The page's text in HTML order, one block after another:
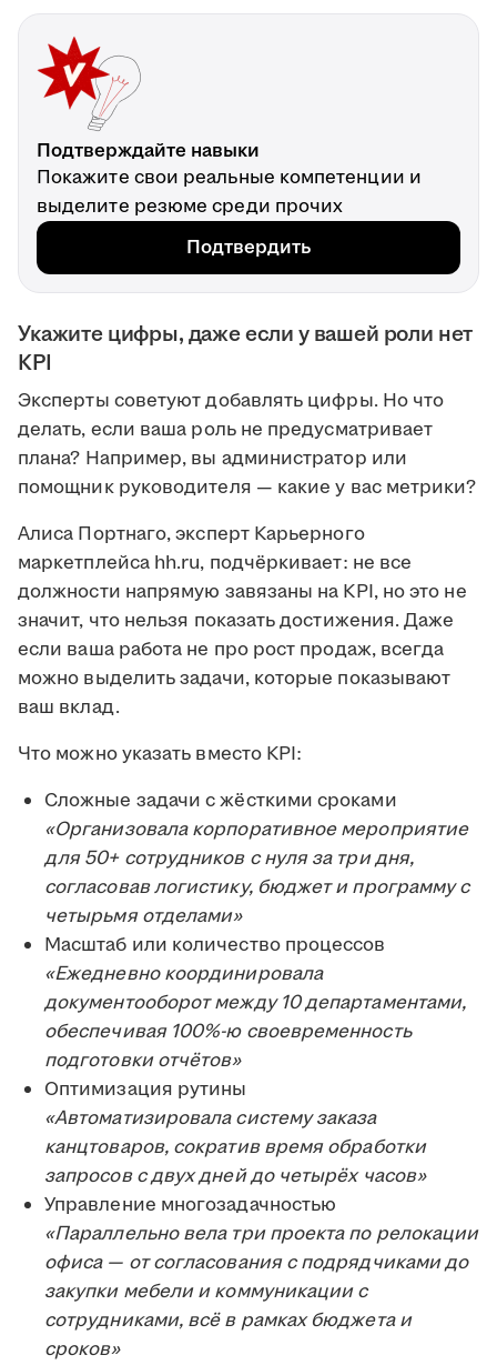
Подтверждайте навыки
Покажите свои реальные компетенции и
выделите резюме среди прочих
Подтвердить
Укажите цифры, даже если у вашей роли нет
KPI
Эксперты советуют добавлять цифры. Но что
делать, если ваша роль не предусматривает
плана? Например, вы администратор или
помощник руководителя — какие у вас метрики?
Алиса Портнаго, эксперт Карьерного
маркетплейса hh.ru, подчёркивает: не все
должности напрямую завязаны на KPI, но это не
значит, что нельзя показать достижения. Даже
если ваша работа не про рост продаж, всегда
можно выделить задачи, которые показывают
ваш вклад.
Что можно указать вместо KPI:
Сложные задачи с жёсткими сроками
«Организовала корпоративное мероприятие
для 50+ сотрудников с нуля за три дня,
согласовав логистику, бюджет и программу с
четырьмя отделами»
Масштаб или количество процессов
«Ежедневно координировала
документооборот между 10 департаментами,
обеспечивая 100%-ю своевременность
подготовки отчётов»
Оптимизация рутины
«Автоматизировала систему заказа
канцтоваров, сократив время обработки
запросов с двух дней до четырёх часов»
Управление многозадачностью
«Параллельно вела три проекта по релокации
офиса — от согласования с подрядчиками до
закупки мебели и коммуникации с
сотрудниками, всё в рамках бюджета и
сроков»